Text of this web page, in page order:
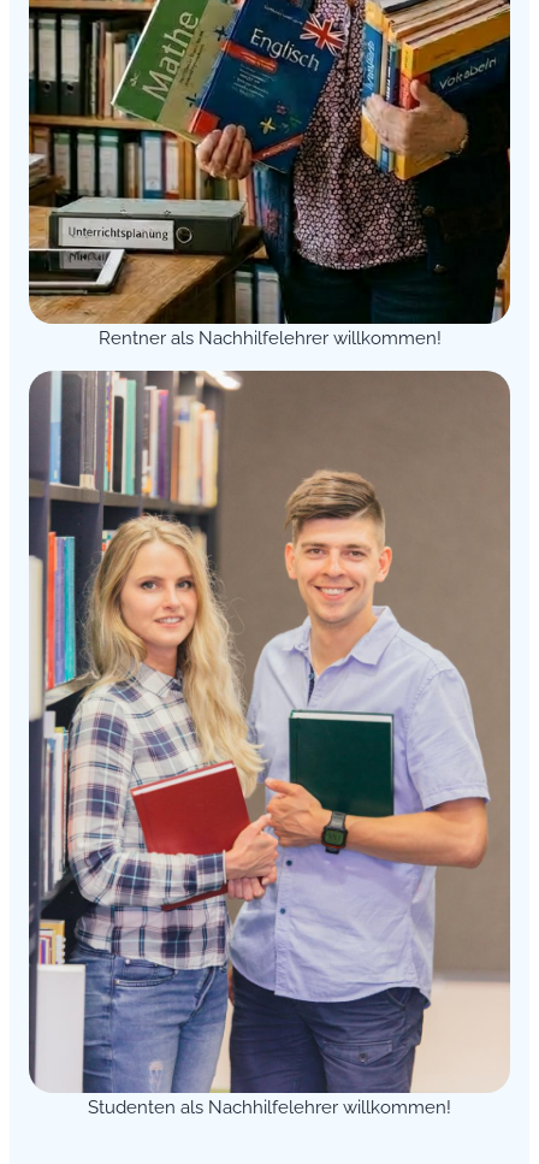
Rentner als Nachhilfelehrer willkommen!
Studenten als Nachhilfelehrer willkommen!